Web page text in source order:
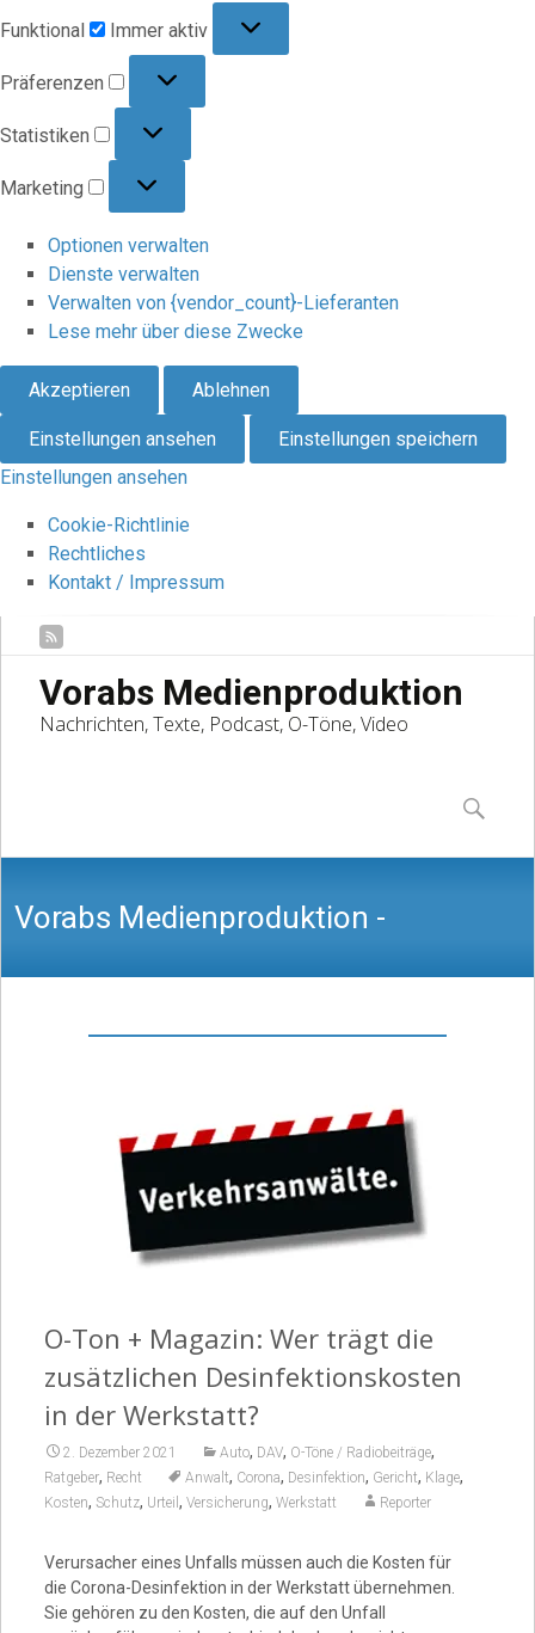
Funktional
Immer aktiv
Präferenzen
Statistiken
Marketing
Optionen verwalten
Dienste verwalten
Verwalten von {vendor_count}-Lieferanten
Lese mehr über diese Zwecke
Akzeptieren Ablehnen
Einstellungen ansehen
Einstellungen speichern
Einstellungen ansehen
Cookie-Richtlinie
Rechtliches
Kontakt / Impressum
Vorabs Medienproduktion
Nachrichten, Texte, Podcast, O-Töne, Video
content
Suchen
nach:
Vorabs Medienproduktion -
Nachrichten, Texte, Podcast, O-Töne,
O-Ton + Magazin: Wer trägt die
zusätzlichen Desinfektionskosten
in der Werkstatt?
2. Dezember 2021 Auto, DAV, O-Töne / Radiobeiträge,
Ratgeber, Recht Anwalt, Corona, Desinfektion, Gericht, Klage,
Kosten, Schutz, Urteil , Versicherung, Werkstatt Reporter
Verursacher eines Unfalls müssen auch die Kosten für
die Corona-Desinfektion in der Werkstatt übernehmen.
Sie gehören zu den Kosten, die auf den Unfall